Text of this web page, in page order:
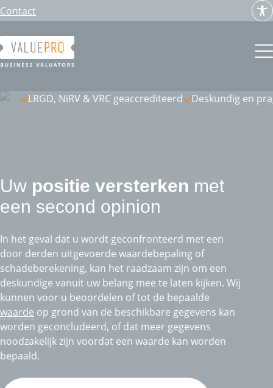
Ga
naar
de
inhoud
Contact
LRGD, NiRV & VRC geaccrediteerd Deskundig en
Uw positie versterken met
een second opinion
In het geval dat u wordt geconfronteerd met een
door derden uitgevoerde waardebepaling of
schadeberekening, kan het raadzaam zijn om een
deskundige vanuit uw belang mee te laten kijken. Wij
kunnen voor u beoordelen of tot de bepaalde
waarde op grond van de beschikbare gegevens kan
worden geconcludeerd, of dat meer gegevens
noodzakelijk zijn voordat een waarde kan worden
bepaald.